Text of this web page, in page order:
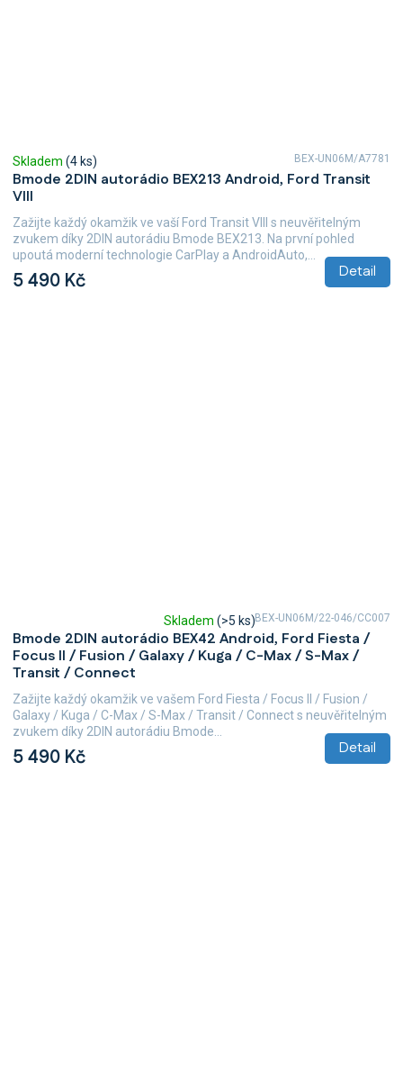
Bmode 2DIN autorádio BEX213 Android, Ford Transit
VIII
Skladem (4 ks)
5 490 Kč Detail
Zažijte každý okamžik ve vaší Ford Transit VIII s neuvěřitelným
zvukem díky 2DIN autorádiu Bmode BEX213. Na první pohled
upoutá moderní technologie CarPlay a AndroidAuto,...
BEX-UN06M/A7781
Bmode 2DIN autorádio BEX42 Android, Ford Fiesta /
Focus II / Fusion / Galaxy / Kuga / C-Max / S-Max /
Transit / Connect
hodnocení
produktu
je
5,0
z
Skladem (>5 ks)
5 490 Kč Detail
Zažijte každý okamžik ve vašem Ford Fiesta / Focus II / Fusion /
Galaxy / Kuga / C-Max / S-Max / Transit / Connect s neuvěřitelným
zvukem díky 2DIN autorádiu Bmode...
BEX-UN06M/22-046/CC007